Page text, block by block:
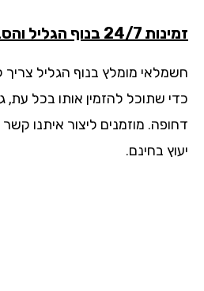
7 בנוף הגליל והסביבה
שתוכל להזמין אותו בכל עת, גם
מוזמנים ליצור איתנו קשר אנו
בחינם.